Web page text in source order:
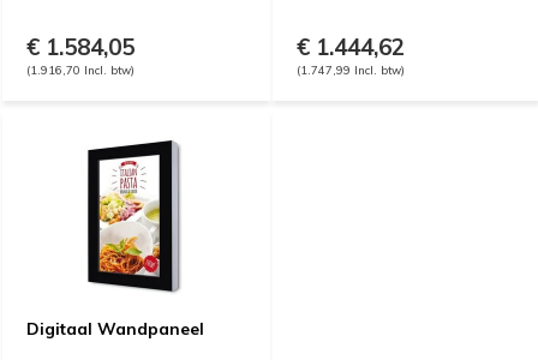
€ 1.584,05
(1.916,70 Incl. btw)
€ 1.444,62
(1.747,99 Incl. btw)
Digitaal Wandpaneel